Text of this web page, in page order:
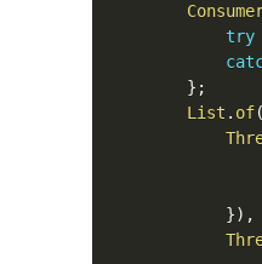
try
} ;
List . of(
}) ,